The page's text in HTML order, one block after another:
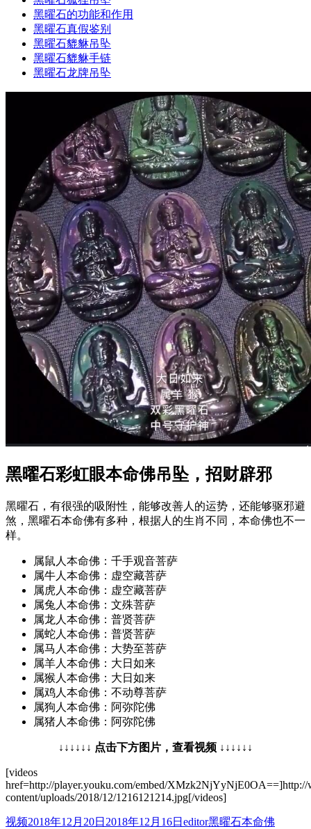
黑曜石的功能和作用
黑曜石真假鉴别
黑曜石貔貅吊坠
黑曜石貔貅手链
黑曜石龙牌吊坠
黑曜石彩虹眼本命佛吊坠，招财辟邪
黑曜石，有很强的吸附性，能够改善人的运势，还能够驱邪避
煞，黑曜石本命佛有多种，根据人的生肖不同，本命佛也不一
样。
属鼠人本命佛：千手观音菩萨
属牛人本命佛：虚空藏菩萨
属虎人本命佛：虚空藏菩萨
属兔人本命佛：文殊菩萨
属龙人本命佛：普贤菩萨
属蛇人本命佛：普贤菩萨
属马人本命佛：大势至菩萨
属羊人本命佛：大日如来
属猴人本命佛：大日如来
属鸡人本命佛：不动尊菩萨
属狗人本命佛：阿弥陀佛
属猪人本命佛：阿弥陀佛
↓↓↓↓↓↓ 点击下方图片，查看视频 ↓↓↓↓↓↓
[videos
href=http://player.youku.com/embed/XMzk2NjYyNjE0OA==]http://
content/uploads/2018/12/1216121214.jpg[/videos]
格
视频发
2018年12月20日 2018年12月16日 作
editor分
黑曜石本命佛